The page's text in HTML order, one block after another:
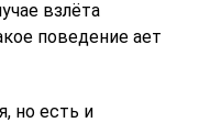
взлёта
поведение ает
но есть и